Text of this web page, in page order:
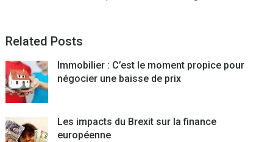
Related Posts
Immobilier : C’est le moment propice pour
négocier une baisse de prix
Les impacts du Brexit sur la finance
européenne